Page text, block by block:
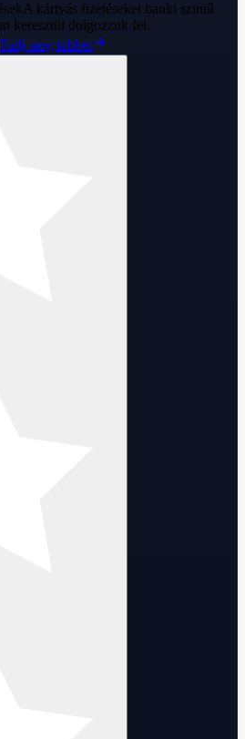
A kártyás fizetéseket banki szintű
keresztül dolgozzuk fel.
meg többet